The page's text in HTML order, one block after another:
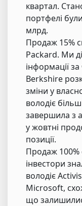
квартал.
портфелі
млрд.
Продаж 15%
Packard. Ми
інформації
Berkshire
зміни у
володіє
завершила з
у жовтні
позиції.
Продаж 100%
інвестори
володіє
Microsoft,
що